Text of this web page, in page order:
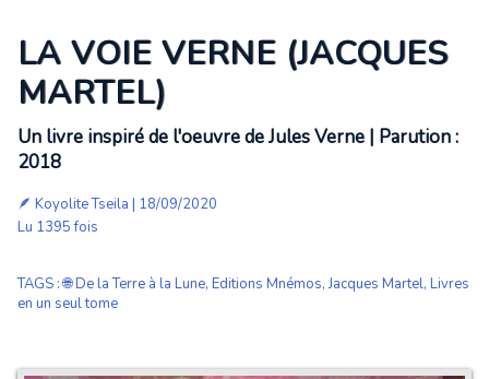
LA VOIE VERNE (JACQUES
MARTEL)
Un livre inspiré de l'oeuvre de Jules Verne | Parution :
2018
🪶 Koyolite Tseila | 18/09/2020
Lu 1395 fois
TAGS :🌐 De la Terre à la Lune, Editions Mnémos,Jacques Martel, Livres
en un seul tome